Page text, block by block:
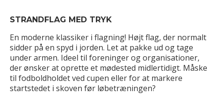
STRANDFLAG MED TRYK
En moderne klassiker i flagning! Højt flag, der normalt
sidder på en spyd i jorden. Let at pakke ud og tage
under armen. Ideel til foreninger og organisationer,
der ønsker at oprette et mødested midlertidigt. Måske
til fodboldholdet ved cupen eller for at markere
startstedet i skoven før løbetræningen?